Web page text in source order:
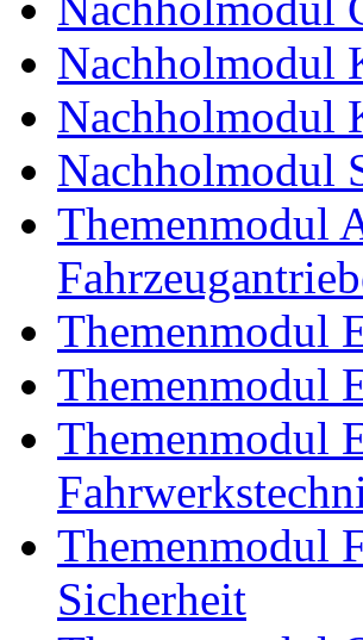
Nachholmodul
Nachholmodul
Nachholmodul
Themenmodul
Themenmodul
Themenmodul
Themenmodul
Themenmodul
Sicherheit